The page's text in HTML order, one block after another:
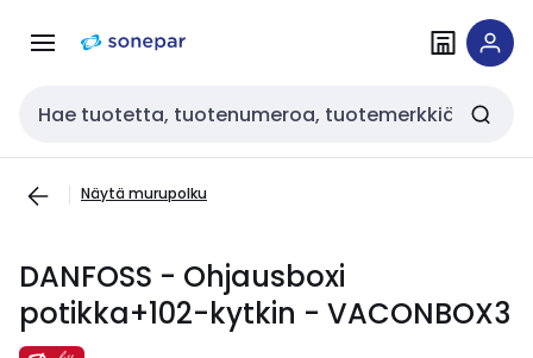
navigointiinsisältöön
Haku
Näytä murupolku
DANFOSS - Ohjausboxi
potikka+102-kytkin - VACONBOX3